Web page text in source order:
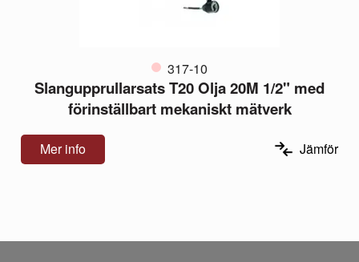
317-10
Slangupprullarsats T20 Olja 20M 1/2" med
förinställbart mekaniskt mätverk
Mer info Jämför